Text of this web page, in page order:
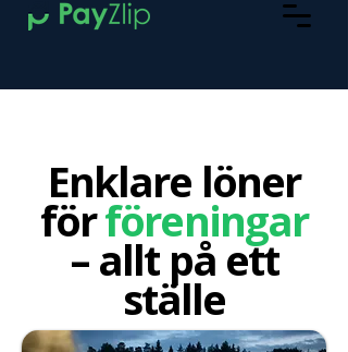
Enklare löner
förföreningar
– allt på ett
ställe